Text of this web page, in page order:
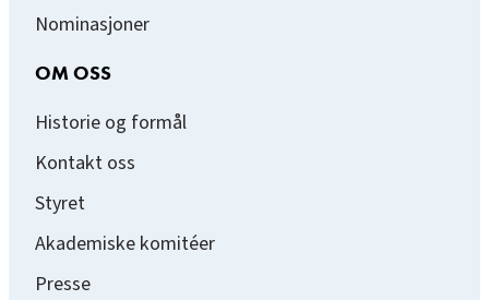
Nominasjoner
OM OSS
Historie og formål
Kontakt oss
Styret
Akademiske komitéer
Presse